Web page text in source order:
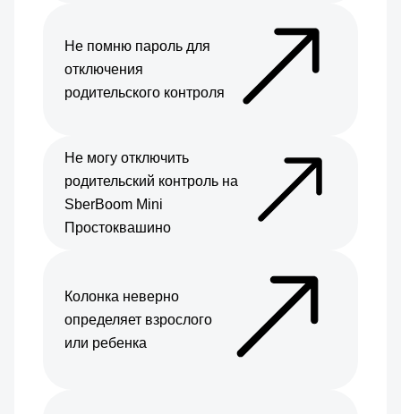
Не помню пароль для
отключения
родительского контроля
Не могу отключить
родительский контроль на
SberBoom Mini
Простоквашино
Колонка неверно
определяет взрослого
или ребенка